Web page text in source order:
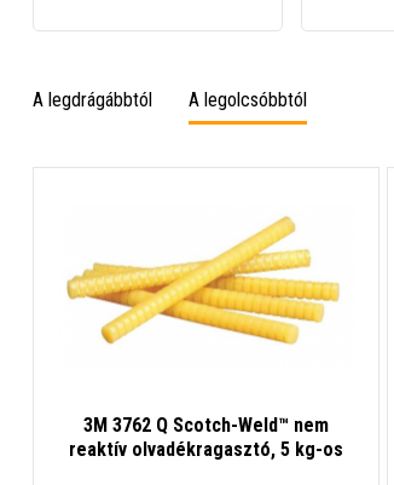
olvadékragasztó,
A legdrágábbtól A legolcsóbbtól
3M 3762 Q Scotch-Weld™ nem
reaktív olvadékragasztó, 5 kg-os